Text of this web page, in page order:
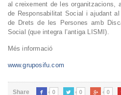
al creixement de les organitzacions,
de Responsabilitat Social i ajudant
de Drets de les Persones amb
Social (que integra l’antiga LISMI).
Més informació
www.gruposifu.com
Share  0  0  0